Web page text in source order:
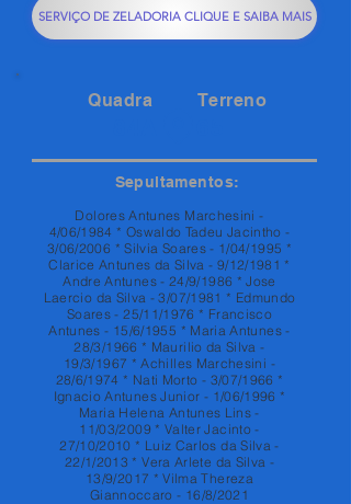
SERVIÇO DE ZELADORIA CLIQUE E SAIBA MAIS
Quadra Terreno
Sepultamentos:
Dolores Antunes Marchesini -
4/06/1984 * Oswaldo Tadeu Jacintho -
3/06/2006 * Silvia Soares - 1/04/1995 *
Clarice Antunes da Silva - 9/12/1981 *
Andre Antunes - 24/9/1986 * Jose
Laercio da Silva - 3/07/1981 * Edmundo
Soares - 25/11/1976 * Francisco
Antunes - 15/6/1955 * Maria Antunes -
28/3/1966 * Maurilio da Silva -
19/3/1967 * Achilles Marchesini -
28/6/1974 * Nati Morto - 3/07/1966 *
Ignacio Antunes Junior - 1/06/1996 *
Maria Helena Antunes Lins -
11/03/2009 * Valter Jacinto -
27/10/2010 * Luiz Carlos da Silva -
22/1/2013 * Vera Arlete da Silva -
13/9/2017 * Vilma Thereza
Giannoccaro - 16/8/2021